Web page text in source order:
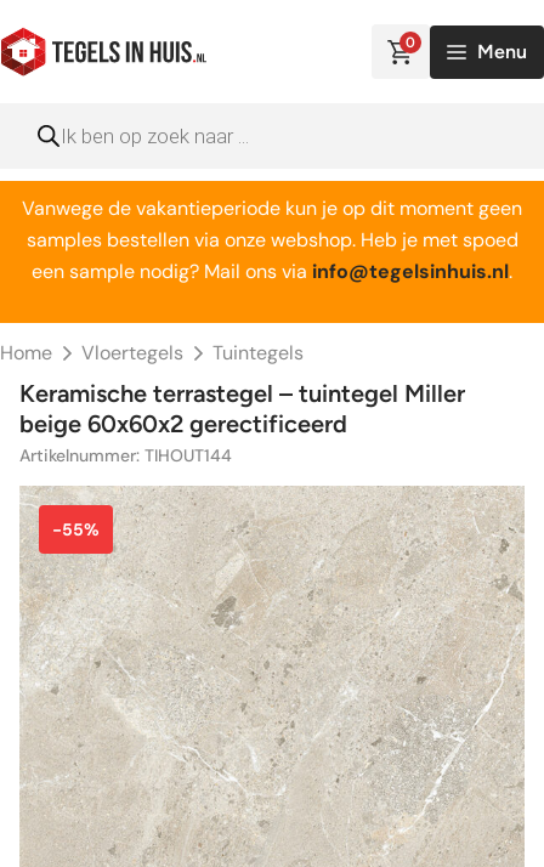
naar
de
0 Menu
zoeken
Vanwege de vakantieperiode kun je op dit moment geen
samples bestellen via onze webshop. Heb je met spoed
een sample nodig? Mail ons via info@tegelsinhuis.nl.
Home Vloertegels Tuintegels
Keramische terrastegel – tuintegel Miller
beige 60x60x2 gerectificeerd
Artikelnummer: TIHOUT144
-55%